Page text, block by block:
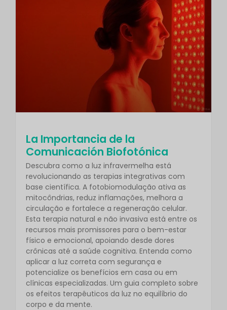
La Importancia de la
Comunicación Biofotónica
Descubra como a luz infravermelha está
revolucionando as terapias integrativas com
base científica. A fotobiomodulação ativa as
mitocôndrias, reduz inflamações, melhora a
circulação e fortalece a regeneração celular.
Esta terapia natural e não invasiva está entre os
recursos mais promissores para o bem-estar
físico e emocional, apoiando desde dores
crônicas até a saúde cognitiva. Entenda como
aplicar a luz correta com segurança e
potencialize os benefícios em casa ou em
clínicas especializadas. Um guia completo sobre
os efeitos terapêuticos da luz no equilíbrio do
corpo e da mente.